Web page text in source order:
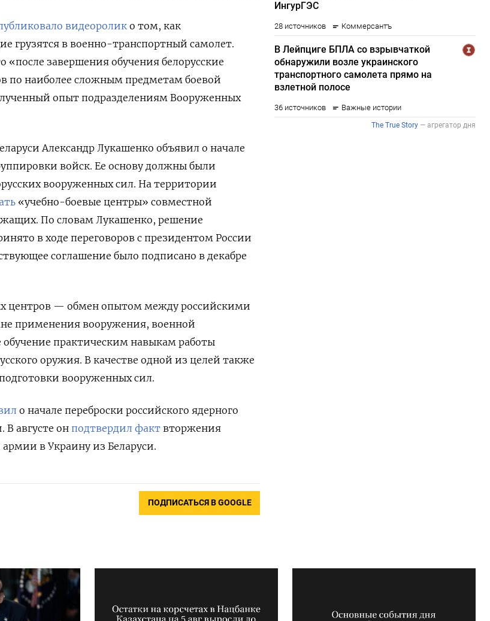
видеоролик о том, как
грузятся в военно-транспортный самолет.
«после завершения обучения белорусские
по наиболее сложным предметам боевой
опыт подразделениям Вооруженных
Александр Лукашенко объявил о начале
войск. Ее основу должны были
вооруженных сил. На территории
«учебно-боевые центры» совместной
По словам Лукашенко, решение
в ходе переговоров с президентом России
соглашение было подписано в декабре
центров — обмен опытом между российскими
применения вооружения, военной
практическим навыкам работы
оружия. В качестве одной из целей также
вооруженных сил.
о начале переброски российского ядерного
августе он подтвердил факт вторжения
в Украину из Беларуси.
ПОДПИСАТЬСЯ В GOOGLE